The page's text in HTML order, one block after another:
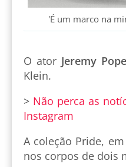
'É um marco na
O ator Jeremy Pope
Klein.
> Não perca as
Instagram
A coleção Pride,
nos corpos de dois